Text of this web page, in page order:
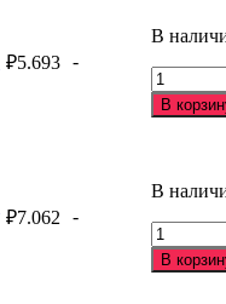
чаша
PVD
графит
₽5.693 -
В
товара
Мойка
чаша
PVD
сталь
В
₽7.062 -
В
товара
Мойка
В